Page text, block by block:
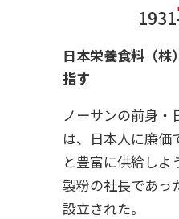
日本栄養食料（株
指す
ノーサンの前身・
は、日本人に廉価
と豊富に供給し
製粉の社長であっ
設立された。